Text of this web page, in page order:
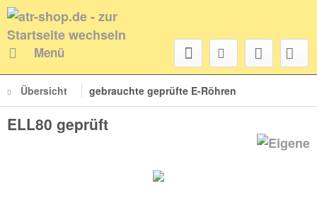
Menü
Übersicht gebrauchte geprüfte E-Röhren
ELL80 geprüft